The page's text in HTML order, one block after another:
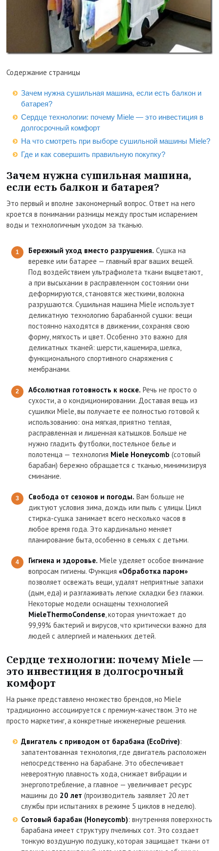
Содержание страницы
Зачем нужна сушильная машина, если есть балкон и
батарея?
Сердце технологии: почему Miele — это инвестиция в
долгосрочный комфорт
На что смотреть при выборе сушильной машины Miele?
Где и как совершить правильную покупку?
Зачем нужна сушильная машина,
если есть балкон и батарея?
Это первый и вполне закономерный вопрос. Ответ на него
кроется в понимании разницы между простым испарением
воды и технологичным уходом за тканью.
Бережный уход вместо разрушения. Сушка на
веревке или батарее — главный враг ваших вещей.
Под воздействием ультрафиолета ткани выцветают,
а при высыхании в расправленном состоянии они
деформируются, становятся жесткими, волокна
разрушаются. Сушильная машина Miele использует
деликатную технологию барабанной сушки: вещи
постоянно находятся в движении, сохраняя свою
форму, мягкость и цвет. Особенно это важно для
деликатных тканей: шерсти, кашемира, шелка,
функционального спортивного снаряжения с
мембранами.
Абсолютная готовность к носке. Речь не просто о
сухости, а о кондиционировании. Доставая вещь из
сушилки Miele, вы получаете ее полностью готовой к
использованию: она мягкая, приятно теплая,
расправленная и лишенная катышков. Больше не
нужно гладить футболки, постельное белье и
полотенца — технология Miele Honeycomb (сотовый
барабан) бережно обращается с тканью, минимизируя
сминание.
Свобода от сезонов и погоды. Вам больше не
диктуют условия зима, дождь или пыль с улицы. Цикл
стирка-сушка занимает всего несколько часов в
любое время года. Это кардинально меняет
планирование быта, особенно в семьях с детьми.
Гигиена и здоровье. Miele уделяет особое внимание
вопросам гигиены. Функция«Обработка паром»
позволяет освежать вещи, удалят неприятные запахи
(дым, еда) и разглаживать легкие складки без глажки.
Некоторые модели оснащены технологией
MieleThermoCondense , которая уничтожает до
99,99% бактерий и вирусов, что критически важно для
людей с аллергией и маленьких детей.
Сердце технологии: почему Miele —
это инвестиция в долгосрочный
комфорт
На рынке представлено множество брендов, но Miele
традиционно ассоциируется с премиум-качеством. Это не
просто маркетинг, а конкретные инженерные решения.
Двигатель с приводом от барабана (EcoDrive):
запатентованная технология, где двигатель расположен
непосредственно на барабане. Это обеспечивает
невероятную плавность хода, снижает вибрации и
энергопотребление, а главное — увеличивает ресурс
машины до 20 лет (производитель заявляет 20 лет
службы при испытаниях в режиме 5 циклов в неделю).
Сотовый барабан (Honeycomb): внутренняя поверхность
барабана имеет структуру пчелиных сот. Это создает
тонкую воздушную подушку, которая защищает ткани от